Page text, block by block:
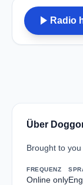
play_arrow Radio
Über
Brought to
FREQUENZ
Online only